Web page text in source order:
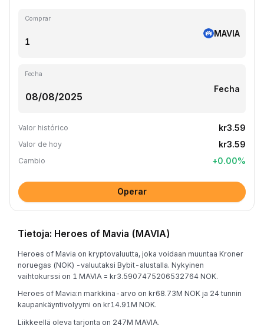
Comprar
MAVIA
Fecha
Fecha
Valor histórico kr3.59
Valor de hoy kr3.59
Cambio +0.00%
Operar
Tietoja: Heroes of Mavia (MAVIA)
Heroes of Mavia on kryptovaluutta, joka voidaan muuntaa Kroner
noruegas (NOK) -valuutaksi Bybit-alustalla. Nykyinen
vaihtokurssi on 1 MAVIA = kr3.5907475206532764 NOK.
Heroes of Mavia:n markkina-arvo on kr68.73M NOK ja 24 tunnin
kaupankäyntivolyymi on kr14.91M NOK.
Liikkeellä oleva tarjonta on 247M MAVIA.